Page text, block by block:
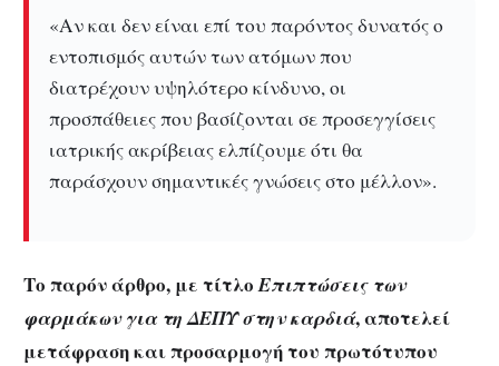
«Αν και δεν είναι επί του παρόντος δυνατός ο
εντοπισμός αυτών των ατόμων που
διατρέχουν υψηλότερο κίνδυνο, οι
προσπάθειες που βασίζονται σε προσεγγίσεις
ιατρικής ακρίβειας ελπίζουμε ότι θα
παράσχουν σημαντικές γνώσεις στο μέλλον».
Το παρόν άρθρο, με τίτλοΕπιπτώσεις των
φαρμάκων για τη ΔΕΠΥ στην καρδιά, αποτελεί
μετάφραση και προσαρμογή του πρωτότυπου